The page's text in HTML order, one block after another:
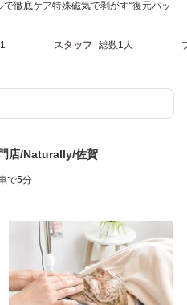
徹底ケア特殊磁気で剥がす“復元パッ
スタッフ 総数1人
店/Naturally/佐賀
で5分